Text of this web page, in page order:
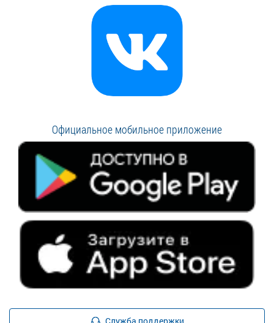
Официальное мобильное приложение
Служба поддержки